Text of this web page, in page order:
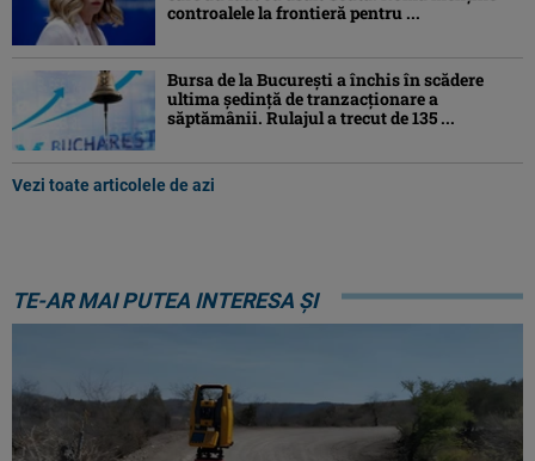
controalele la frontieră pentru ...
Bursa de la București a închis în scădere
ultima ședință de tranzacționare a
săptămânii. Rulajul a trecut de 135 ...
Vezi toate articolele de azi
TE-AR MAI PUTEA INTERESA ȘI